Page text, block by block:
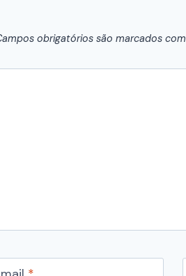
obrigatórios são marcados com